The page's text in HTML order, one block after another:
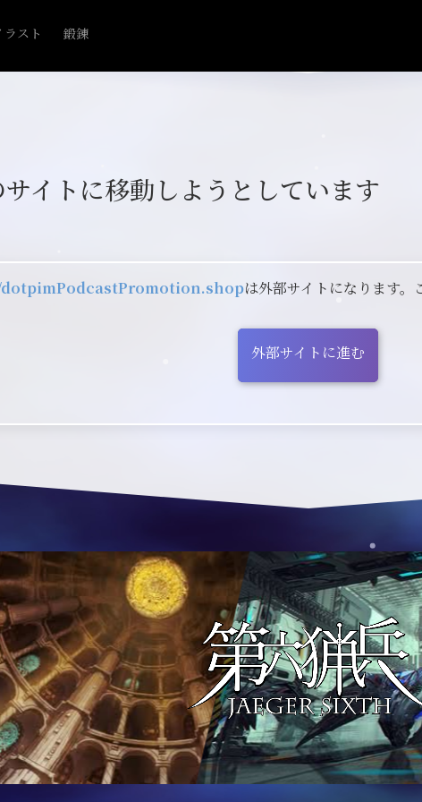
ラスト 鍛錬
イトに移動しようとしています
は外部サイトになります。
外部サイトに進む